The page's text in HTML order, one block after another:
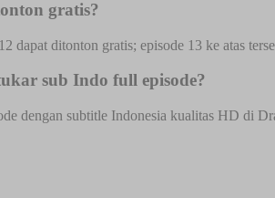
gratis?
dapat ditonton gratis; episode 13 ke atas
sub Indo full episode?
dengan subtitle Indonesia kualitas HD di